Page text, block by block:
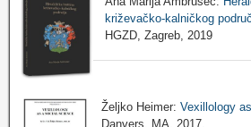
križevačko-kalničkog
HGZD, Zagreb, 2019
Željko Heimer:Vexillology
Danvers, MA, 2017.